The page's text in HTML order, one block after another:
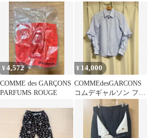
ット
ット 44 濃紺
¥4,572
COMME des GARÇONS
PARFUMS ROUGE
¥ 14,000
COMMEdesGARCONS
コムデギャルソン フリ
ル シャツ ブルー XS